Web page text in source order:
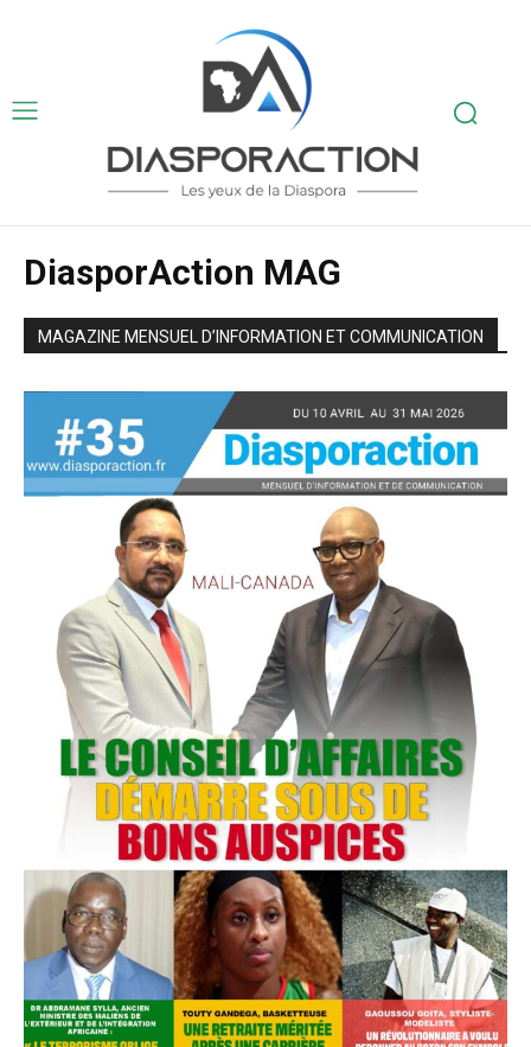
DiasporAction MAG
MAGAZINE MENSUEL D’INFORMATION ET COMMUNICATION